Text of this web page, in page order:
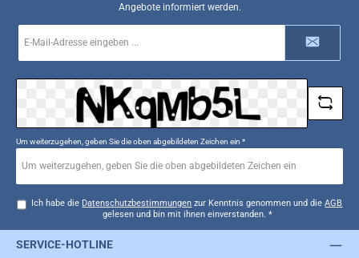
Angebote informiert werden.
Mail-
*
Um weiterzugehen, geben Sie die oben abgebildeten Zeichen ein *
Ich habe die Datenschutzbestimmungen zur Kenntnis genommen und dieAGB
gelesen und bin mit ihnen einverstanden. *
SERVICE-HOTLINE